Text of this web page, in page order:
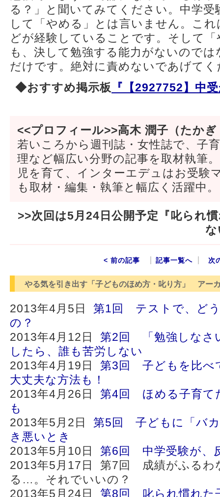
る？」と聞いてみてください。中学
して「やめる」とは言いません。こ
どが経験していることです。そして
も、決して勉強する能力がないので
だけです。絶対に責めないであげてく
◆おすすめ掲示板 『【2927752】中
<<プロフィール>>高木 潤子（たか
若いころから週刊誌・女性誌で、子
理など幅広い分野の記事を取材執筆
児を育て、インターエデュはお受験
も取材・編集・執筆と幅広く活躍中。
>>次回は5月24日公開予定『叱られ
< 前の記事 記事一覧へ 次
やる気を引き出す「子どものほめ方・叱り方」 アー
2013年4月5日 第1回 テストで、ど
の？
2013年4月12日 第2回 「勉強しなさ
したら、誰も苦労しない
2013年4月19日 第3回 子どもを比べ
大丈夫な方法も！
2013年4月26日 第4回 ほめる子育て
も
2013年5月2日 第5回 子どもに「バ
き悪いとき
2013年5月10日 第6回 中学受験が、
2013年5月17日 第7回 成績がふるわ
る…。それでいいの？
2013年5月24日 第8回 叱られ慣れた